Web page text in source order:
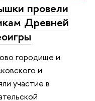
провели
Древней
городище и
и
участие в